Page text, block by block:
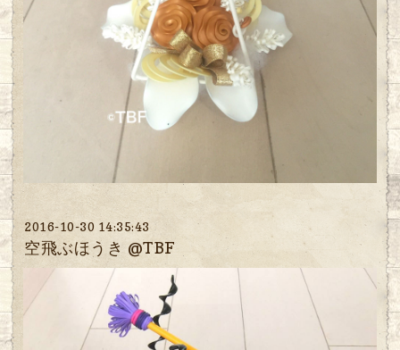
2016-10-30 14:35:43
空飛ぶほうき @TBF